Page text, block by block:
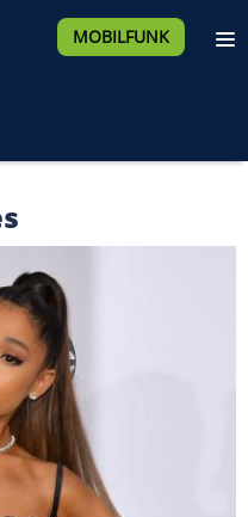
MOBILFUNK